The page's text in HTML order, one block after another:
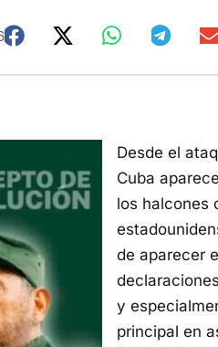
Desde el
Cuba
los halcones
de aparecer
y
principal en